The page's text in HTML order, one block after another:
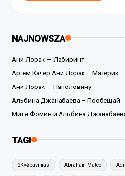
NAJNOWSZA
Ани Лорак — Лабиринт
Артем Качер Ани Лорак – Материк
Ани Лорак — Наполовину
Альбина Джанабаева – Пообещай
Митя Фомин и Альбина
TAGI
2Kvėpavimas Abraham Mateo